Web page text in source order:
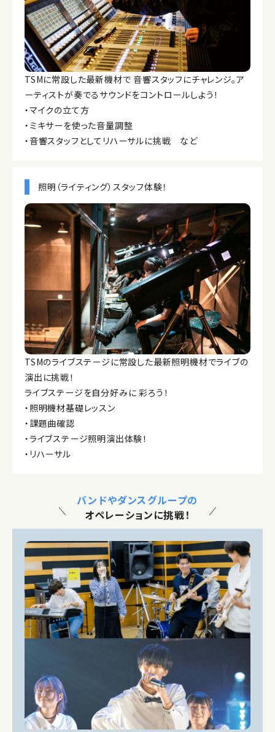
TSMに常設した最新機材で 音響スタッフにチャレンジ。ア
ーティストが奏でるサウンドをコントロールしよう！
・マイクの立て方
・ミキサーを使った音量調整
・音響スタッフとしてリハーサルに挑戦 など
照明（ライティング）スタッフ体験！
TSMのライブステージに常設した最新照明機材でライブの
演出に挑戦！
ライブステージを自分好みに 彩ろう！
・照明機材基礎レッスン
・課題曲確認
・ライブステージ照明演出体験！
・リハーサル
バンドやダンスグループの
オペレーションに挑戦！